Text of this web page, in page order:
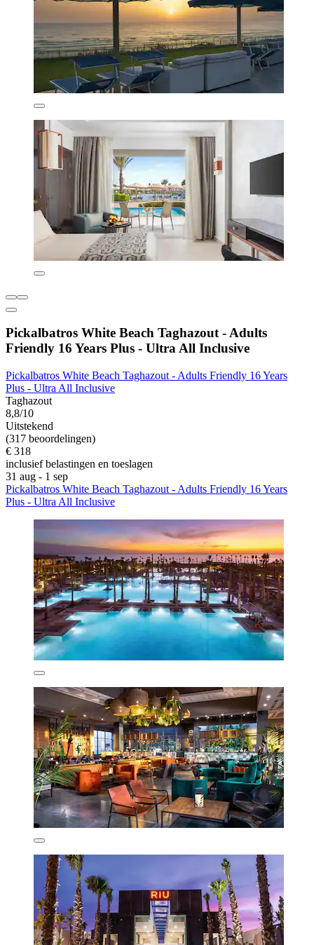
Pickalbatros White Beach Taghazout - Adults
Friendly 16 Years Plus - Ultra All Inclusive
Pickalbatros White Beach Taghazout - Adults Friendly 16 Years
Plus - Ultra All Inclusive
Taghazout
8,8/10
Uitstekend
(317 beoordelingen)
€ 318
inclusief belastingen en toeslagen
31 aug - 1 sep
Pickalbatros White Beach Taghazout - Adults Friendly 16 Years
Plus - Ultra All Inclusive